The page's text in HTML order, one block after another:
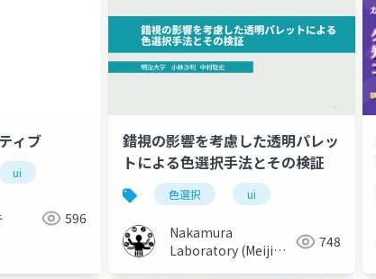
ィブ
ui
596
錯視の影響を考慮した透明パレッ
トによる色選択手法とその検証
色選択 ui
Nakamura
Laboratory (Meiji
748